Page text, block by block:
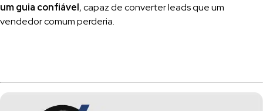
um guia confiável, capaz de converter leads que um
vendedor comum perderia.